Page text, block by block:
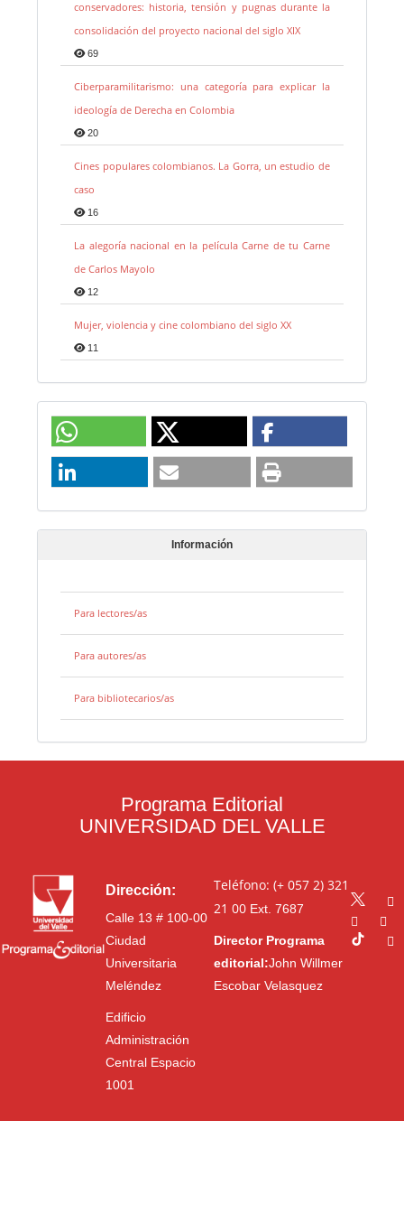
conservadores: historia, tensión y pugnas durante la
consolidación del proyecto nacional del siglo XIX
69
Ciberparamilitarismo: una categoría para explicar la
ideología de Derecha en Colombia
20
Cines populares colombianos. La Gorra, un estudio de
caso
16
La alegoría nacional en la película Carne de tu Carne
de Carlos Mayolo
12
Mujer, violencia y cine colombiano del siglo XX
11
Información
Para lectores/as
Para autores/as
Para bibliotecarios/as
Programa Editorial
UNIVERSIDAD DEL VALLE
Dirección:
Calle 13 # 100-00
Ciudad
Universitaria
Meléndez
Edificio
Administración
Central Espacio
1001
Teléfono: (+ 057 2) 321
21 00Ext. 7687
Director Programa
editorial:John Willmer
Escobar Velasquez